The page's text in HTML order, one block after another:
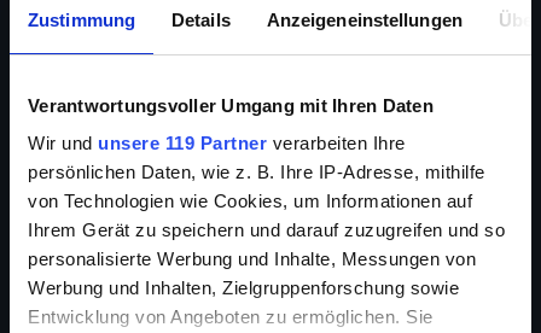
Zustimmung Details Anzeigeneinstellungen
Verantwortungsvoller Umgang mit Ihren Daten
Wir und unsere 119 Partner verarbeiten Ihre
persönlichen Daten, wie z. B. Ihre IP-Adresse, mithilfe
von Technologien wie Cookies, um Informationen auf
Ihrem Gerät zu speichern und darauf zuzugreifen und so
personalisierte Werbung und Inhalte, Messungen von
Werbung und Inhalten, Zielgruppenforschung sowie
Entwicklung von Angeboten zu ermöglichen. Sie
Ein Öl-Unternehmen setzt unwissentlich bei ihren
Bohrungen in mehreren tausend Meter Tiefe einen
dicken Eisschicht die Jahrtausende überdauert hat.
der Suche nach Beute, um seinen enormen Appetit zu
stillen. Zur selben Zeit macht eine Gruppe von
College-Freunden einen Badeurlaub auf einer
abgelegenen Insel. Jill, Tia und Kristen wollen in Ruhe
ihren verdienten Ausflug genießen. Doch der
Badespaß wird schnell zum Alptraum, als ihnen
bewusst wird, dass das riesige, beinahe 20-Meter-